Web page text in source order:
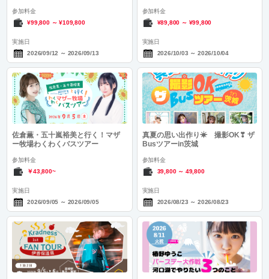
参加料金
¥99,800～¥109,800
実施日
2026/09/12 ～ 2026/09/13
参加料金
¥89,800 ～ ¥99,800
実施日
2026/10/03 ～ 2026/10/04
佐倉薫・五十嵐裕美と行く！マザ
ー牧場わくわくバスツアー
参加料金
￥43,800~
実施日
2026/09/05 ～ 2026/09/05
真夏の思い出作り☀ 撮影OK❣ ザ
Busツアーin茨城
参加料金
39,800～ 49,800
実施日
2026/08/23 ～ 2026/08/23